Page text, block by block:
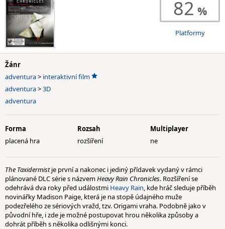
82
Platformy
Žánr
adventura> interaktivní film
adventura>3D
adventura
Forma
placená hra
Rozsah
rozšíření
Multiplayer
ne
The Taxidermistje první a nakonec i jediný přídavek vydaný v rámci
plánované DLC série s názvemHeavy Rain Chronicles. Rozšíření se
odehrává dva roky před událostmi Heavy Rain, kde hráč sleduje příběh
novinářky Madison Paige, která je na stopě údajného muže
podezřelého ze sériových vražd, tzv. Origami vraha. Podobně jako v
původní hře, i zde je možné postupovat hrou několika způsoby a
dohrát příběh s několika odlišnými konci.